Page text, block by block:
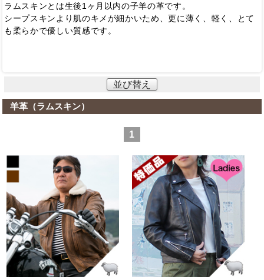
ラムスキンとは生後1ヶ月以内の子羊の革です。
シープスキンより肌のキメが細かいため、更に薄く、軽く、とて
も柔らかで優しい質感です。
並び替え
羊革（ラムスキン）
1